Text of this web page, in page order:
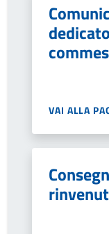
VAI ALLA